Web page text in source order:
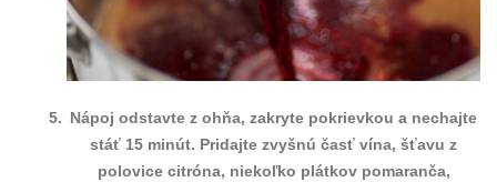
Nápoj odstavte z ohňa, zakryte pokrievkou a nechajte
stáť 15 minút. Pridajte zvyšnú časť vína, šťavu z
polovice citróna, niekoľko plátkov pomaranča,